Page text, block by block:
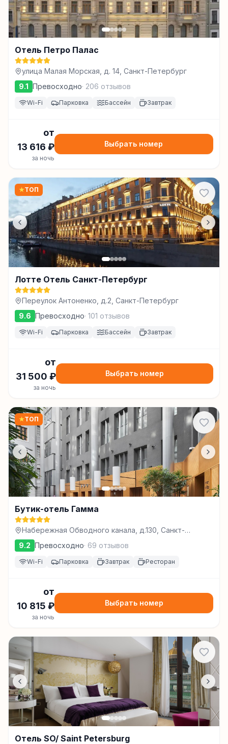
Отель Петро Палас
улица Малая Морская, д. 14, Санкт-Петербург
9.1 Превосходно· 206 отзывов
Wi-Fi Парковка Бассейн Завтрак
от
13 616 ₽
за ночь
Выбрать номер
★ТОП
Лотте Отель Санкт-Петербург
Переулок Антоненко, д.2, Санкт-Петербург
9.6 Превосходно· 101 отзывов
Wi-Fi Парковка Бассейн Завтрак
от
31 500 ₽
за ночь
Выбрать номер
★ТОП
Бутик-отель Гамма
Набережная Обводного канала, д.130, Санкт-
Петербург
9.2 Превосходно· 69 отзывов
Wi-Fi Парковка Завтрак Ресторан
от
10 815 ₽
за ночь
Выбрать номер
Отель SO/ Saint Petersburg